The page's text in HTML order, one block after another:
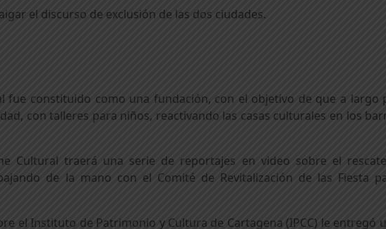
el discurso de exclusión de las dos ciudades.
fue constituido como una fundación, con el objetivo de que a largo
con talleres para niños, reactivando las casas culturales en los
Cultural traerá una serie de reportajes en video sobre el
de la mano con el Comité de Revitalización de las Fiesta
el Instituto de Patrimonio y Cultura de Cartagena (IPCC) le entregó